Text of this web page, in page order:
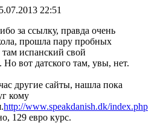
22:51
за ссылку, правда очень
прошла пару пробных
там испанский свой
Но вот датского там, увы, нет.
другие сайты, нашла пока
кому
http://www.speakdanish.dk/index.php
129 евро курс.